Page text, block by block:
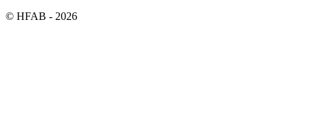
© HFAB - 2026